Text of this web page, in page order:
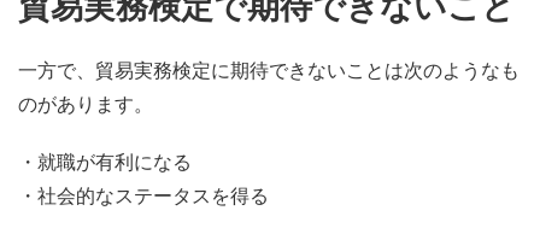
一方で、貿易実務検定に期待できないことは次のようなも
のがあります。
・就職が有利になる
・社会的なステータスを得る